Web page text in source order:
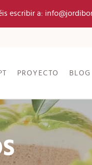
escribir a:
PROYECTO BLOG